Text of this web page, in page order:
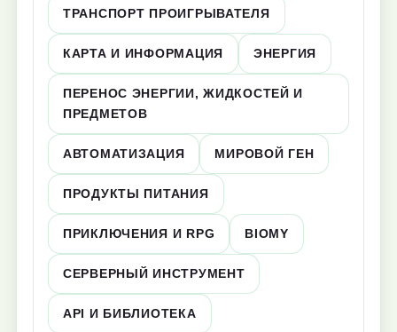
ТРАНСПОРТ ПРОИГРЫВАТЕЛЯ
КАРТА И ИНФОРМАЦИЯ ЭНЕРГИЯ
ПЕРЕНОС ЭНЕРГИИ, ЖИДКОСТЕЙ И
ПРЕДМЕТОВ
АВТОМАТИЗАЦИЯ МИРОВОЙ ГЕН
ПРОДУКТЫ ПИТАНИЯ
ПРИКЛЮЧЕНИЯ И RPG BIOMY
СЕРВЕРНЫЙ ИНСТРУМЕНТ
API И БИБЛИОТЕКА